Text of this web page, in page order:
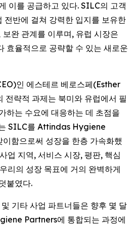
이를 공급하고 있다. SILC의 고객
전반에 걸쳐 강력한 입지를 보유한
완 관계를 이루며, 유럽 시장은
효율적으로 공략할 수 있는 새로운
인 에스테르 베로스페(Esther
략적 과제는 북미와 유럽에서 필
하는 수요에 대응하는 데 초점을
SILC를 Attindas Hygiene
함으로써 성장을 한층 가속화했
업 지역, 서비스 시장, 평판, 핵심
리의 성장 목표에 거의 완벽하게
붙였다.
기타 사업 파트너들은 향후 몇 달
Partners에 통합되는 과정에